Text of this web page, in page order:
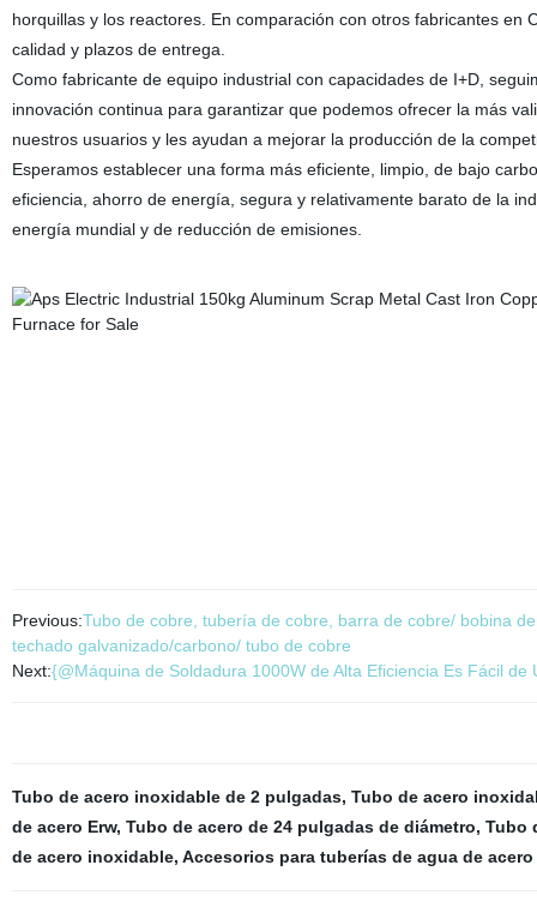
horquillas y los reactores. En comparación con otros fabricantes
calidad y plazos de entrega.
Como fabricante de equipo industrial con capacidades de I+D,
innovación continua para garantizar que podemos ofrecer la más
nuestros usuarios y les ayudan a mejorar la producción de la
Esperamos establecer una forma más eficiente, limpio, de bajo
eficiencia, ahorro de energía, segura y relativamente barato de la
energía mundial y de reducción de emisiones.
Previous:Tubo de cobre, tubería de cobre, barra de cobre/ bobina
techado galvanizado/carbono/ tubo de cobre
Next:{@Máquina de Soldadura 1000W de Alta Eficiencia Es Fácil de
Tubo de acero inoxidable de 2 pulgadas, Tubo de acero
de acero Erw, Tubo de acero de 24 pulgadas de diámetro, Tubo
de acero inoxidable, Accesorios para tuberías de agua de